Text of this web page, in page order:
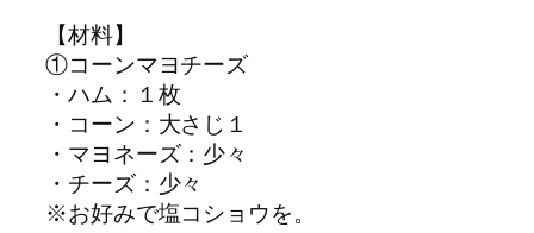
【材料】
①コーンマヨチーズ
・ハム：１枚
・コーン：大さじ１
・マヨネーズ：少々
・チーズ：少々
※お好みで塩コショウを。